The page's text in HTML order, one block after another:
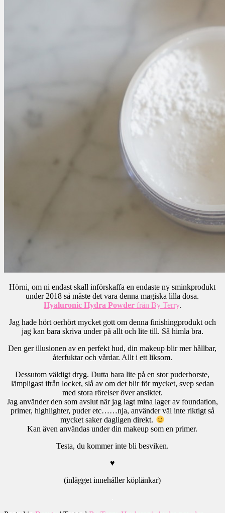
Hörni, om ni endast skall införskaffa en endaste ny sminkprodukt
under 2018 så måste det vara denna magiska lilla dosa.
Hyaluronic Hydra Powder från By Terry.
Jag hade hört oerhört mycket gott om denna finishingprodukt och
jag kan bara skriva under på allt och lite till. Så himla bra.
Den ger illusionen av en perfekt hud, din makeup blir mer hållbar,
återfuktar och vårdar. Allt i ett liksom.
Dessutom väldigt dryg. Dutta bara lite på en stor puderborste,
lämpligast ifrån locket, slå av om det blir för mycket, svep sedan
med stora rörelser över ansiktet.
Jag använder den som avslut när jag lagt mina lager av foundation,
primer, highlighter, puder etc……nja, använder väl inte riktigt så
mycket saker dagligen direkt.
Kan även användas under din makeup som en primer.
Testa, du kommer inte bli besviken.
♥
(inlägget innehåller köplänkar)